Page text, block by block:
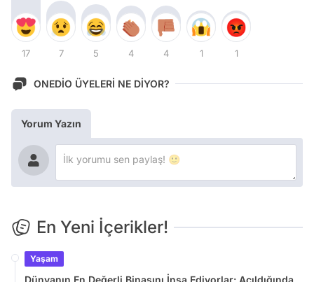
17 7 5 4 4 1 1
ONEDİO ÜYELERİ NE DİYOR?
Yorum Yazın
En Yeni İçerikler!
Yaşam
Dünyanın En Değerli Binasını İnşa Ediyorlar: Açıldığında